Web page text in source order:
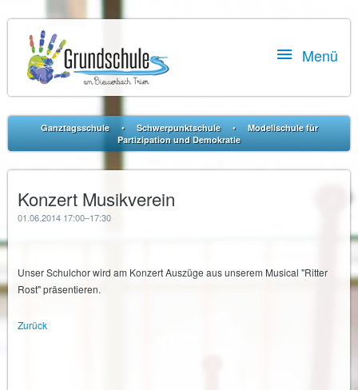
 Menü
Ganztagsschule • Schwerpunktschule •
Modellschule für
Partizipation und Demokratie
Konzert Musikverein
01.06.2014 17:00–17:30
Unser Schulchor wird am Konzert Auszüge aus unserem Musical "Ritter
Rost" präsentieren.
Zurück